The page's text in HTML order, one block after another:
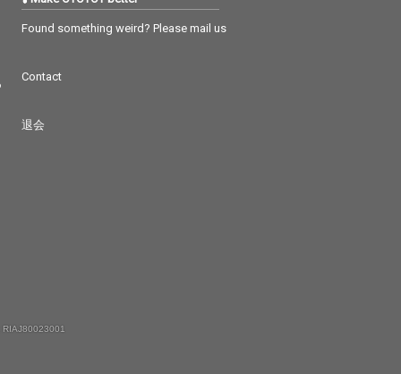
Found something weird? Please mail us
Contact
退会